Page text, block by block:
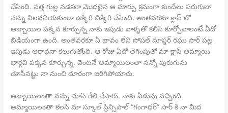
చేసింది. నత్త గుల్ల నడకలా మొదలైన ఆ మార్పు క్రమంగా కుందేలు పరుగులా
నన్ను నిలవనీయకుండా ఉక్కిరి బిక్కిరి చేసింది. అంతవరకూ క్లాస్ లో
అబ్బాయిల పక్కన కూర్చున్న నాకు ఇపుడు వాళ్ళతో కలిసి కూర్చోవాలంటే ఏదో
బిడియంగా ఉంది. అంతవరకూ ఏ భావం లేని సోషల్ మాస్టర్ రఘు సార్ పట్ల
ఇపుడు ఆరాధనా కలుగుతోంది. ఆ రోజు ఏదో తెగింపుతో మా క్లాస్ అమ్మాయి
భార్గవి పక్కన కూర్చున్న. వెంటనే అమ్మాయిలంతా నన్నో పురుగును
చూసినట్టు నా నుంచి దూరంగా జరిగిపోయారు.
అబ్బాయిలంతా నన్ను చూసి గేలి చేసారు. నాకు ఏడుపు వచ్చింది.
అమ్మాయిలంతా కలసి మా స్కూల్ ప్రిన్సిపాల్ “గంగాధర్” సార్ కి నా మీద